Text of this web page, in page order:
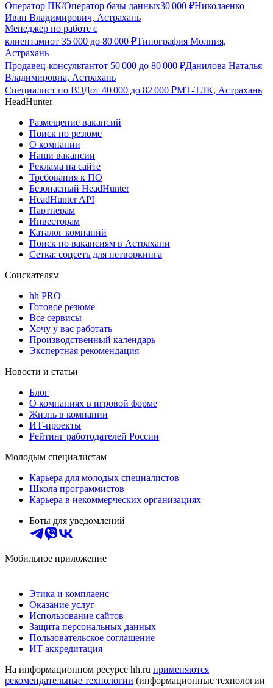
Оператор ПК/Оператор базы данных30 000 ₽Николаенко
Иван Владимирович, Астрахань
Менеджер по работе с
клиентамиот 35 000 до 80 000 ₽Типография Молния,
Астрахань
Продавец-консультантот 50 000 до 80 000 ₽Данилова Наталья
Владимировна, Астрахань
Специалист по ВЭДот 40 000 до 82 000 ₽МТ-ТЛК, Астрахань
HeadHunter
Размещение вакансий
Поиск по резюме
О компании
Наши вакансии
Реклама на сайте
Требования к ПО
Безопасный HeadHunter
HeadHunter API
Партнерам
Инвесторам
Каталог компаний
Поиск по вакансиям в Астрахани
Сетка: соцсеть для нетворкинга
Соискателям
hh PRO
Готовое резюме
Все сервисы
Хочу у вас работать
Производственный календарь
Экспертная рекомендация
Новости и статьи
Блог
О компаниях в игровой форме
Жизнь в компании
ИТ-проекты
Рейтинг работодателей России
Молодым специалистам
Карьера для молодых специалистов
Школа программистов
Карьера в некоммерческих организациях
Боты для уведомлений
Мобильное приложение
Этика и комплаенс
Оказание услуг
Использование сайтов
Защита персональных данных
Пользовательское соглашение
ИТ аккредитация
На информационном ресурсе hh.ru применяются
рекомендательные технологии (информационные технологии